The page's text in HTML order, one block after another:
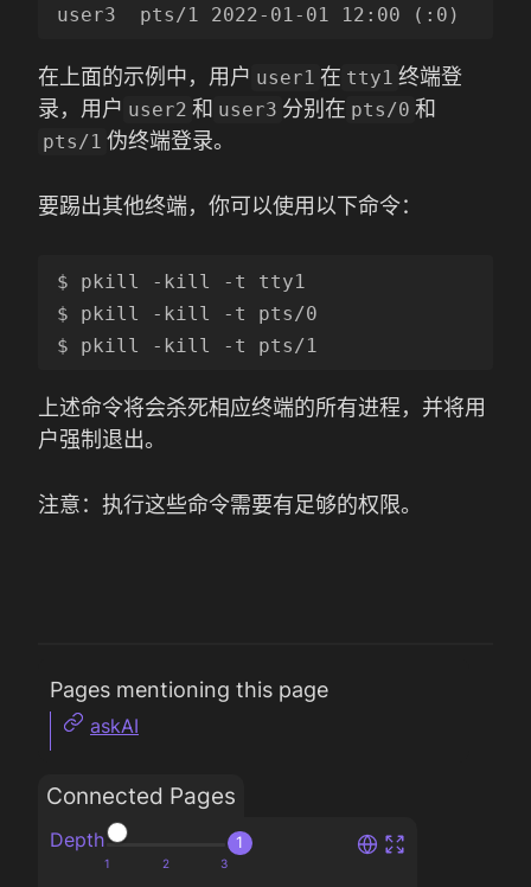
在上面的示例中，用户 user1 在 tty1 终端登
录，用户 user2 和 user3 分别在 pts/0 和
pts/1 伪终端登录。
要踢出其他终端，你可以使用以下命令：
$ pkill -kill -t tty1
$ pkill -kill -t pts/0
上述命令将会杀死相应终端的所有进程，并将用
户强制退出。
注意：执行这些命令需要有足够的权限。
Connected Pages
Depth 1
Pages mentioning this page
askAI